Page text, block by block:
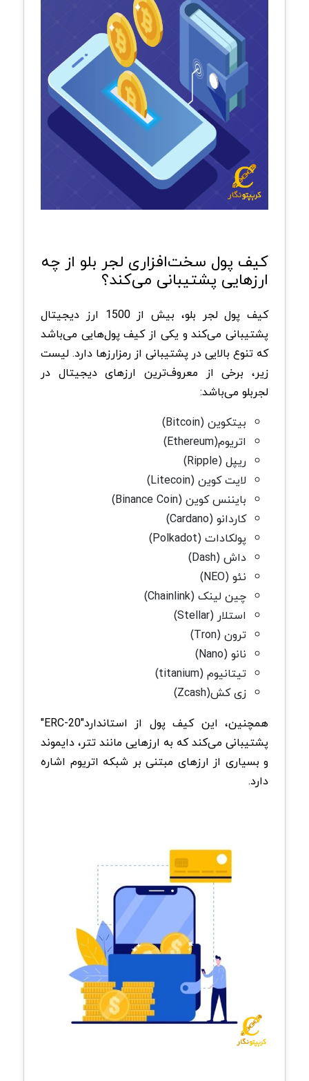
کیف پول سخت‌افزاری لجر بلو از چه
ارزهایی پشتیبانی می‌کند؟
کیف پول لجر بلو، بیش از 1500 ارز دیجیتال
پشتیبانی می‌کند و یکی از کیف پول‌هایی می‌باشد
که تنوع بالایی در پشتیبانی از رمزارزها دارد. لیست
زیر، برخی از معروف‌ترین ارزهای دیجیتال در
لجربلو می‌باشد:
بیتکوین (Bitcoin)
اتریوم(Ethereum)
ریپل (Ripple)
لایت کوین (Litecoin)
بایننس کوین (Binance Coin)
کاردانو (Cardano)
پولکادات (Polkadot)
داش (Dash)
نئو (NEO)
چین لینک (Chainlink)
استلار (Stellar)
ترون (Tron)
نانو (Nano)
تيتانيوم (titanium)
زی کش(Zcash)
همچنین، این کیف پول از استاندارد"ERC-20"
پشتیبانی می‌کند که به ارزهایی مانند تتر، دایموند
و بسیاری از ارزهای مبتنی بر شبکه اتریوم اشاره
دارد.